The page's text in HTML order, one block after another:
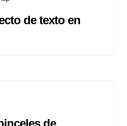
de texto en
de